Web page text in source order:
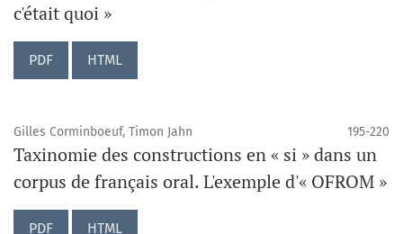
c'était quoi »
PDF HTML
Gilles Corminboeuf, Timon Jahn 195-220
Taxinomie des constructions en « si » dans un
corpus de français oral. L'exemple d'« OFROM »
PDF HTML